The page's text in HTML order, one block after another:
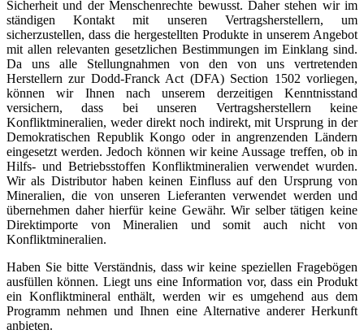
Sicherheit und der Menschenrechte bewusst. Daher stehen wir im
ständigen Kontakt mit unseren Vertragsherstellern, um
sicherzustellen, dass die hergestellten Produkte in unserem Angebot
mit allen relevanten gesetzlichen Bestimmungen im Einklang sind.
Da uns alle Stellungnahmen von den von uns vertretenden
Herstellern zur Dodd-Franck Act (DFA) Section 1502 vorliegen,
können wir Ihnen nach unserem derzeitigen Kenntnisstand
versichern, dass bei unseren Vertragsherstellern keine
Konfliktmineralien, weder direkt noch indirekt, mit Ursprung in der
Demokratischen Republik Kongo oder in angrenzenden Ländern
eingesetzt werden. Jedoch können wir keine Aussage treffen, ob in
Hilfs- und Betriebsstoffen Konfliktmineralien verwendet wurden.
Wir als Distributor haben keinen Einfluss auf den Ursprung von
Mineralien, die von unseren Lieferanten verwendet werden und
übernehmen daher hierfür keine Gewähr. Wir selber tätigen keine
Direktimporte von Mineralien und somit auch nicht von
Konfliktmineralien.
Haben Sie bitte Verständnis, dass wir keine speziellen Fragebögen
ausfüllen können. Liegt uns eine Information vor, dass ein Produkt
ein Konfliktmineral enthält, werden wir es umgehend aus dem
Programm nehmen und Ihnen eine Alternative anderer Herkunft
anbieten.